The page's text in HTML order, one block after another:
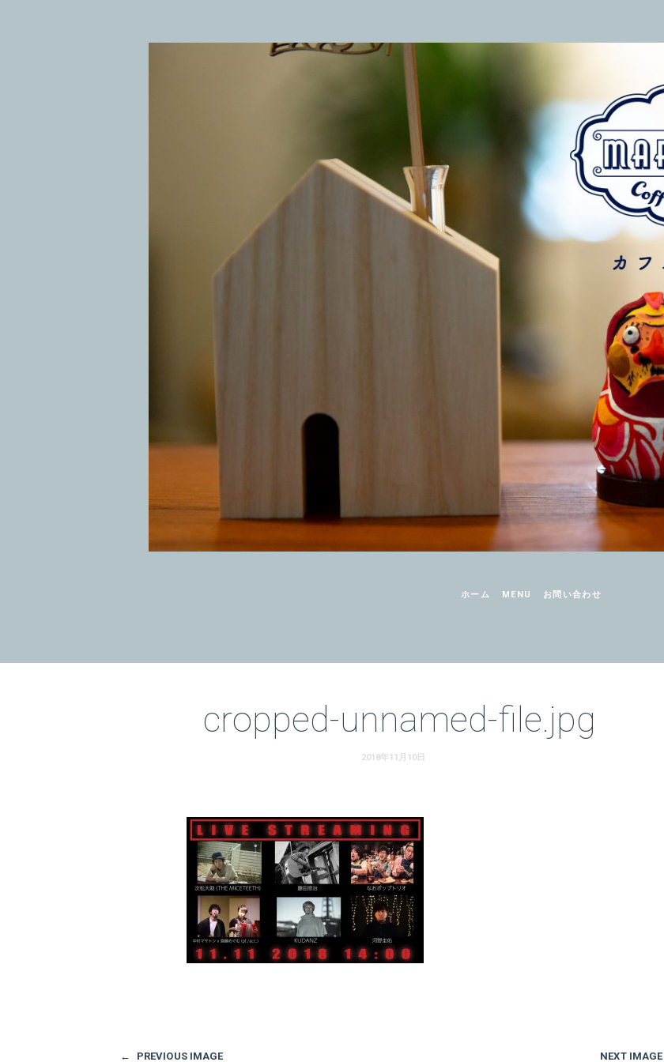
フ
ェ
ま
り
ゃ
ん
家
ホーム MENU お問い合わせ
cropped-unnamed-file.jpg
2018年11月10日
← PREVIOUS IMAGE NEXT IMAGE